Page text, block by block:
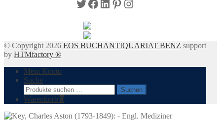
Twitter
Facebook
LinkedIn
Pinterest
Instagram
© Copyright 2026 EOS BUCHANTIQUARIAT BENZ support
by HTMfactory ®
Mein Konto
Suche
Suchen
nach:
Suchen
Warenkorb 0